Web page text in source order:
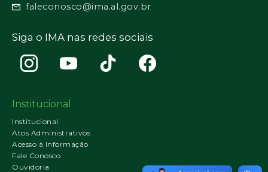
faleconosco@ima.al.gov.br
Siga o IMA nas redes sociais
Institucional
Institucional
Atos Administrativos
Acesso à Informação
Fale Conosco
Ouvidoria